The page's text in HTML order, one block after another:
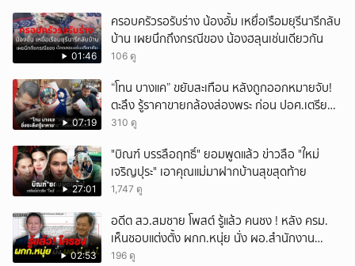
01:46
ครอบครัวรอรับร่าง น้องอั้ม เหยื่อเรือมยุรีนารีกลับ
บ้าน เผยนึกถึงกรณีของ น้องฮลุนเช่นเดียวกัน
106 ดู
07:19
“โทน บางแค” ขยับสะเทือน หลังถูกออกหมายจับ!
ตะลึง รู้ราคาขายกล้องส่องพระ ก่อน ปอศ.เตรียม
บุกรวบ?
310 ดู
27:01
"บิณฑ์ บรรลือฤทธิ์" ยอมพูดแล้ว ข่าวลือ "ใหม่
เจริญปุระ" เอาคุณแม่มาฝากบ้านสุขสุดท้าย
1,747 ดู
02:53
อดีต สว.สมชาย โพสต์ รู้แล้ว คนชง ! หลัง ครม.
เห็นชอบแต่งตั้ง ผกก.หนุ่ย นั่ง ผอ.สำนักงาน
ป.ย.ป.
196 ดู